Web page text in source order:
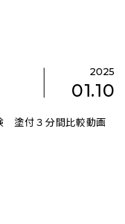
2025
01.10
塗付３分間比較動画